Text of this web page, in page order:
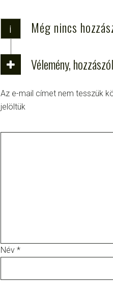
i Még nincs
Vélemény,
Az e-mail címet nem tesszük
jelöltük
Név *